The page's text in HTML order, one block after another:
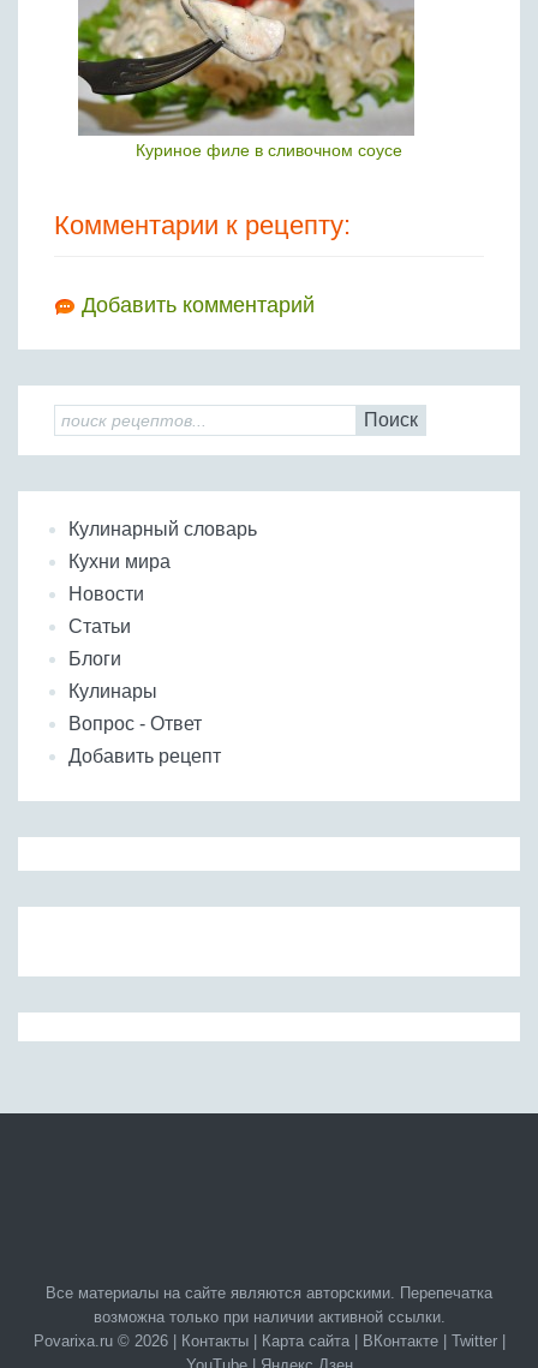
Куриное филе в сливочном соусе
Комментарии к рецепту:
Добавить комментарий
Поиск
Кулинарный словарь
Кухни мира
Новости
Статьи
Блоги
Кулинары
Вопрос - Ответ
Добавить рецепт
Все материалы на сайте являются авторскими. Перепечатка
возможна только при наличии активной ссылки.
Povarixa.ru © 2026 |
Контакты| Карта сайта| ВКонтакте| Twitter|